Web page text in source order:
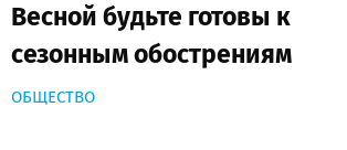
Весной будьте готовы к
сезонным обострениям
ОБЩЕСТВО